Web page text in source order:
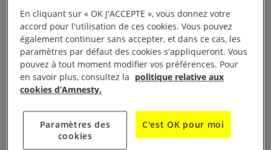
ton de la voix, tout est passé au crible. L’objectif :
discerner les déclarations considérées comme
mensongères. Le garde-frontière virtuel pose des
questions à la personne exilée comme son nom, son
pays d’origine, le motif de son voyage, etc. Si le
système estime que la personne a répondu
honnêtement aux questions, elle reçoit un code lui
permettant de franchir la frontière. Si la personne a
«échouée », elle est réorientée vers des gardes-
En cliquant sur « OK J'ACCEPTE », vous donnez votre
accord pour l'utilisation de ces cookies. Vous pouvez
également continuer sans accepter, et dans ce cas, les
paramètres par défaut des cookies s'appliqueront. Vous
pouvez à tout moment modifier vos préférences. Pour
en savoir plus, consultez la politique relative aux
cookies d’Amnesty.
Paramètres des
cookies
C'est OK pour moi